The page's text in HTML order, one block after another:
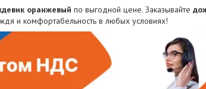
оранжевый по выгодной цене. Заказывайте
и комфортабельность в любых условиях!